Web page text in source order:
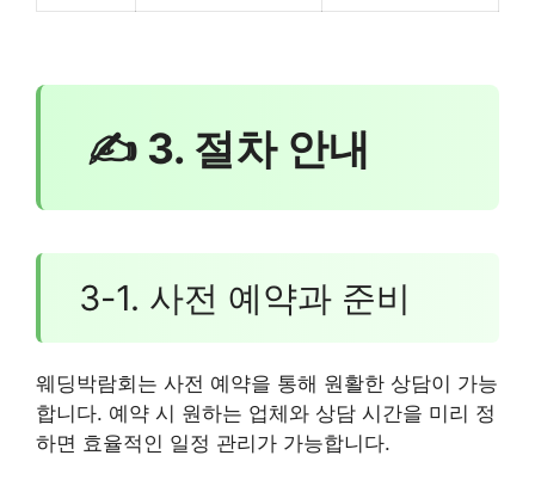
✍ 3. 절차 안내
3-1. 사전 예약과 준비
웨딩박람회는 사전 예약을 통해 원활한 상담이 가능
합니다. 예약 시 원하는 업체와 상담 시간을 미리 정
하면 효율적인 일정 관리가 가능합니다.